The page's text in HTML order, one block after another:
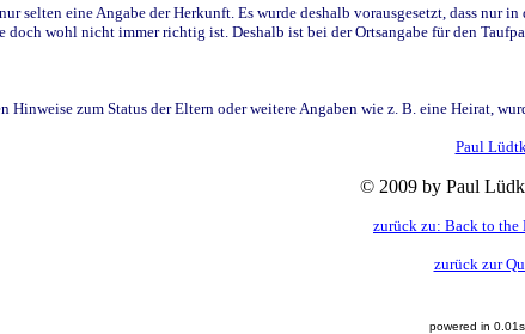
selten eine Angabe der Herkunft. Es wurde deshalb vorausgesetzt, dass
doch wohl nicht immer richtig ist. Deshalb ist bei der Ortsangabe für den
zum Status der Eltern oder weitere Angaben wie z. B. eine Heirat,
Paul
© 2009 by Paul
zurück zu: Back to the
zurück zur
powered in